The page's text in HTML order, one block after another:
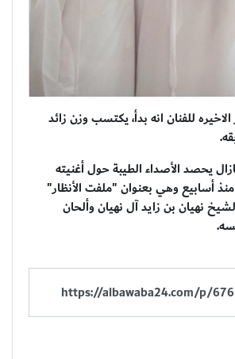
للفنان انه بدأ، يكتسب وزن زائد
يحصد الأصداء الطيبة حول أغنيته
أسابيع وهي بعنوان "ملفت الأنظار"
نهيان بن زايد آل نهيان وألحان